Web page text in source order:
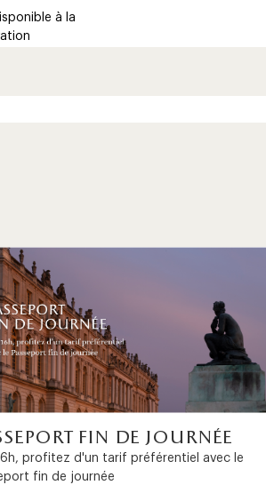
à la
fin de journée
profitez d'un tarif préférentiel avec le
fin de journée